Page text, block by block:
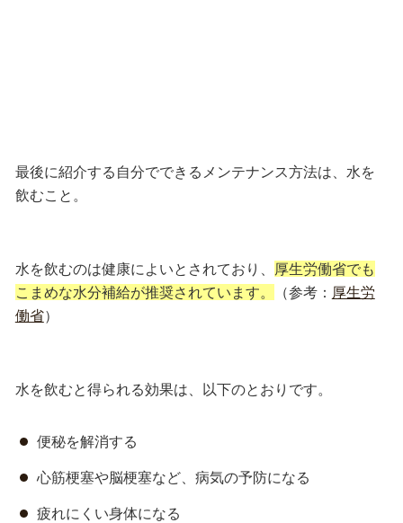
最後に紹介する自分でできるメンテナンス方法は、水を
飲むこと。
水を飲むのは健康によいとされており、
厚生労働省でも
こまめな水分補給が推奨されています。
（参考： 厚生労
働省）
水を飲むと得られる効果は、以下のとおりです。
便秘を解消する
心筋梗塞や脳梗塞など、病気の予防になる
疲れにくい身体になる